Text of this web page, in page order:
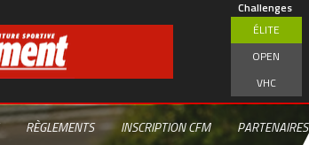
Challenges
ÉLITE
OPEN
VHC
RÈGLEMENTS INSCRIPTION CFM PARTENAIRES